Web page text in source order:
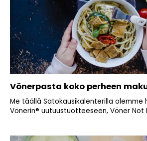
Vönerpasta koko perheen
Me täällä Satokausikalenterilla olemme
Vönerin® uutuustuotteeseen, Vöner Not